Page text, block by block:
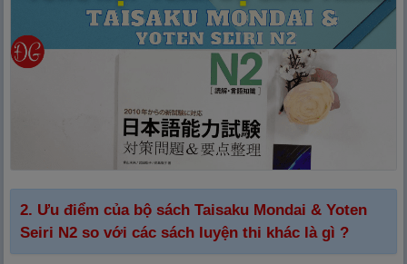
2. Ưu điểm của bộ sách Taisaku Mondai & Yoten
Seiri N2 so với các sách luyện thi khác là gì ?